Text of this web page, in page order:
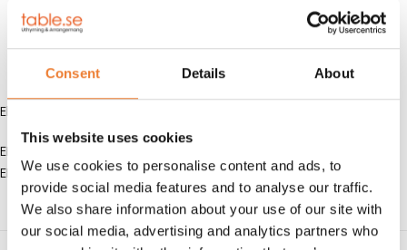
Consent Details About
This website uses cookies
We use cookies to personalise content and ads, to
provide social media features and to analyse our traffic.
We also share information about your use of our site with
our social media, advertising and analytics partners who
Elektrisk värme till chafing dish (
EL: 230 V
EFFEKT: 280 W